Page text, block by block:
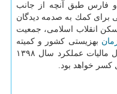
و فارس طبق آنچه از جانب
برای كمك به صدمه دیدگان
انقلاب اسلامی، جمعیت
بهزیستی كشور و كمیته
امداد امام خمینی (ره) از درآمد مشمول مالیات عملكرد سال ۱۳۹۸
كسر خواهد بود.